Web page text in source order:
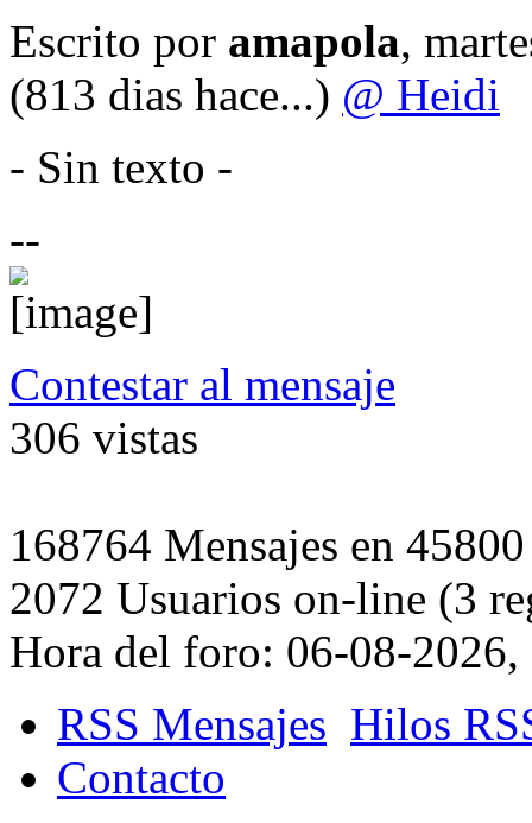
Escrito por amapola,
(813 dias hace...) @ Heidi
- Sin texto -
--
Contestar al mensaje
306 vistas
168764 Mensajes en
2072 Usuarios on-line (3
Hora del foro: 06-08-2026,
RSS Mensajes Hilos
Contacto